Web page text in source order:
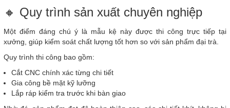
🔸 Quy trình sản xuất chuyên nghiệp
Một điểm đáng chú ý là mẫu kệ này được thi công trực tiếp tại
xưởng, giúp kiểm soát chất lượng tốt hơn so với sản phẩm đại trà.
Quy trình thi công bao gồm:
Cắt CNC chính xác từng chi tiết
Gia công bề mặt kỹ lưỡng
Lắp ráp kiểm tra trước khi bàn giao